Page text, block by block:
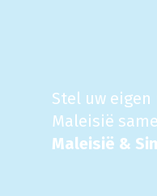
Stel uw eigen
Maleisië
Maleisië &